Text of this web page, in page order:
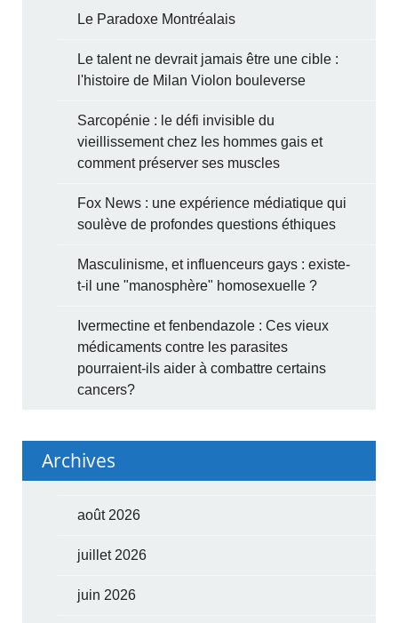
Le Paradoxe Montréalais
Le talent ne devrait jamais être une cible :
l'histoire de Milan Violon bouleverse
Sarcopénie : le défi invisible du
vieillissement chez les hommes gais et
comment préserver ses muscles
Fox News : une expérience médiatique qui
soulève de profondes questions éthiques
Masculinisme, et influenceurs gays : existe-
t-il une "manosphère" homosexuelle ?
Ivermectine et fenbendazole : Ces vieux
médicaments contre les parasites
pourraient-ils aider à combattre certains
cancers?
Archives
août 2026
juillet 2026
juin 2026